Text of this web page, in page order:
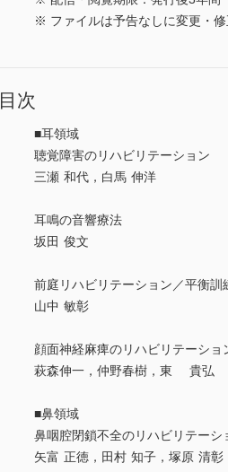
※ ファイルは予告なしに変更・
目次
■耳領域
聴覚障害のリハビリテーション
三瀬 和代，白馬 伸洋
耳鳴の音響療法
坂田 俊文
前庭リハビリテーション／平衡訓
山中 敏彰
顔面神経麻痺のリハビリテーショ
萩森伸一，仲野春樹，東 貴弘
■鼻領域
鼻咽腔閉鎖不全のリハビリテー
矢富 正徳，田村 知子，塚原 清彰